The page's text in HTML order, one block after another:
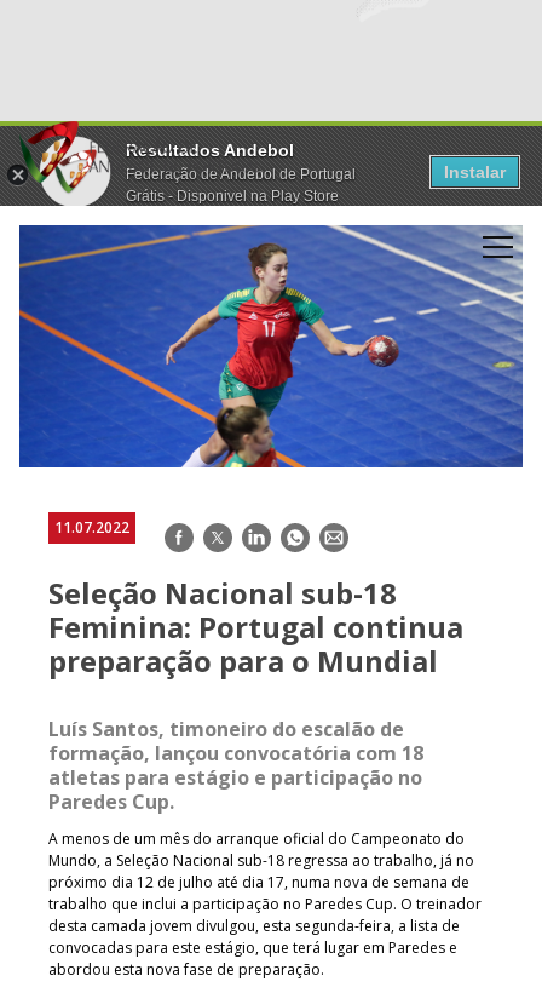
Resultados Andebol
Federação de Andebol de Portugal
Grátis - Disponivel na Play Store
Instalar
11.07.2022 Facebook
TwitterLinkedInWhatsApp
E-
Seleção Nacional sub-18
Feminina: Portugal continua
preparação para o Mundial
Luís Santos, timoneiro do escalão de
formação, lançou convocatória com 18
atletas para estágio e participação no
Paredes Cup.
A menos de um mês do arranque oficial do Campeonato do
Mundo, a Seleção Nacional sub-18 regressa ao trabalho, já no
próximo dia 12 de julho até dia 17, numa nova de semana de
trabalho que inclui a participação no Paredes Cup. O treinador
desta camada jovem divulgou, esta segunda-feira, a lista de
convocadas para este estágio, que terá lugar em Paredes e
abordou esta nova fase de preparação.